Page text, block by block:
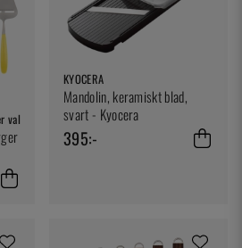
val
KYOCERA
Mandolin, keramiskt blad,
svart - Kyocera
395:-